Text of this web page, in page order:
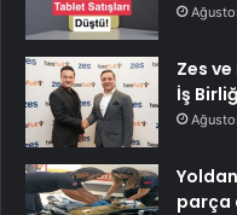
Zes
İş
parça